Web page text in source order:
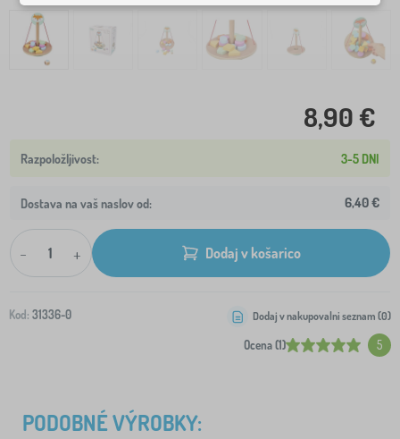
8,90 €
3-5 DNI
Dostava na vaš naslov od: 6,40 €
- + Dodaj v košarico
Kod: 31336-0
Ocena (1) 5
Dodaj v nakupovalni seznam (0)
PODOBNÉ VÝROBKY: